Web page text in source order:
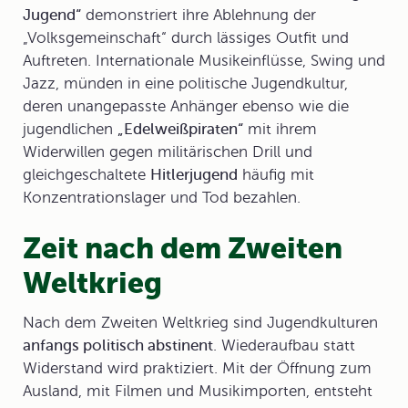
Jugend“ demonstriert ihre Ablehnung der
„Volksgemeinschaft“ durch lässiges Outfit und
Auftreten. Internationale Musikeinflüsse, Swing und
Jazz, münden in eine politische Jugendkultur,
deren unangepasste Anhänger ebenso wie die
jugendlichen „Edelweißpiraten“ mit ihrem
Widerwillen gegen militärischen Drill und
gleichgeschaltete Hitlerjugend häufig mit
Konzentrationslager und Tod bezahlen.
Zeit nach dem Zweiten
Weltkrieg
Nach dem Zweiten Weltkrieg sind Jugendkulturen
anfangs politisch abstinent. Wiederaufbau statt
Widerstand wird praktiziert. Mit der Öffnung zum
Ausland, mit Filmen und Musikimporten, entsteht